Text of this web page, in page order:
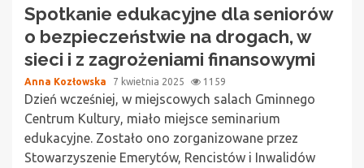
Spotkanie edukacyjne dla seniorów
o bezpieczeństwie na drogach, w
sieci i z zagrożeniami finansowymi
Anna Kozłowska 7 kwietnia 2025 1159
Dzień wcześniej, w miejscowych salach Gminnego
Centrum Kultury, miało miejsce seminarium
edukacyjne. Zostało ono zorganizowane przez
Stowarzyszenie Emerytów, Rencistów i Inwalidów